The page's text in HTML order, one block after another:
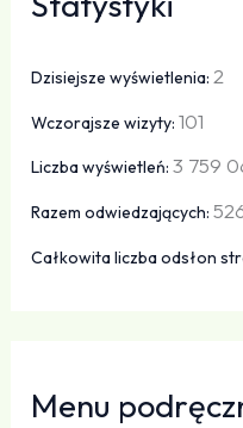
Dzisiejsze wyświetlenia:2
Wczorajsze wizyty:101
Liczba wyświetleń:3 759
Razem odwiedzających:
Całkowita liczba odsłon
Menu